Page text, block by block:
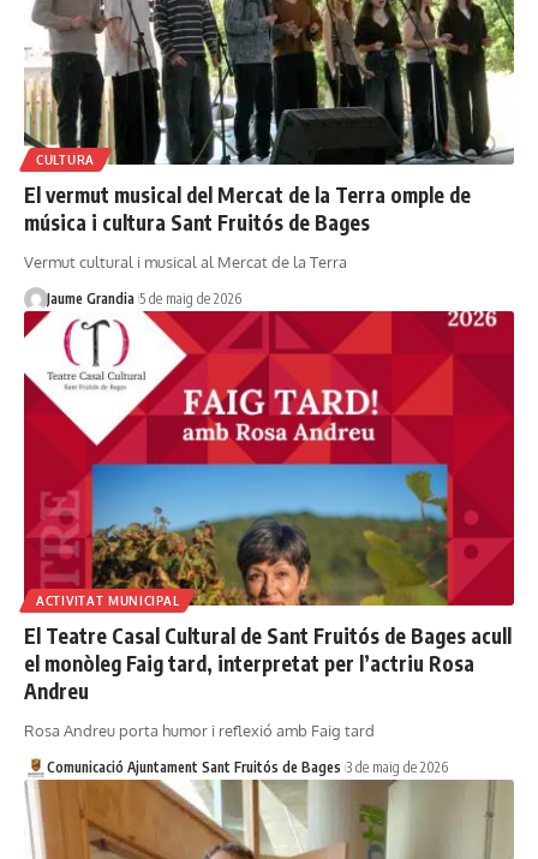
CULTURA
El vermut musical del Mercat de la Terra omple de
música i cultura Sant Fruitós de Bages
Vermut cultural i musical al Mercat de la Terra
Jaume Grandia 5 de maig de 2026
ACTIVITAT MUNICIPAL
El Teatre Casal Cultural de Sant Fruitós de Bages acull
el monòleg Faig tard, interpretat per l’actriu Rosa
Andreu
Rosa Andreu porta humor i reflexió amb Faig tard
Comunicació Ajuntament Sant Fruitós de Bages 3 de maig de 2026